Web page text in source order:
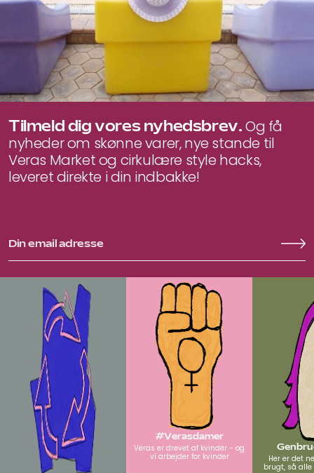
Tilmeld dig vores nyhedsbrev.Og få
nyheder om skønne varer, nye stande til
Veras Market og cirkulære style hacks,
leveret direkte i din indbakke!
#Verasdamer
Veras er drevet af kvinder - og
vi arbejder for kvinder
Her er det
brugt, så